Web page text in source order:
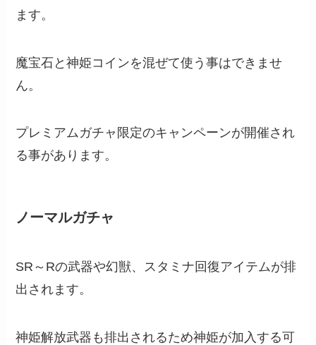
ます。
魔宝石と神姫コインを混ぜて使う事はできませ
ん。
プレミアムガチャ限定のキャンペーンが開催され
る事があります。
ノーマルガチャ
SR～Rの武器や幻獣、スタミナ回復アイテムが排
出されます。
神姫解放武器も排出されるため神姫が加入する可